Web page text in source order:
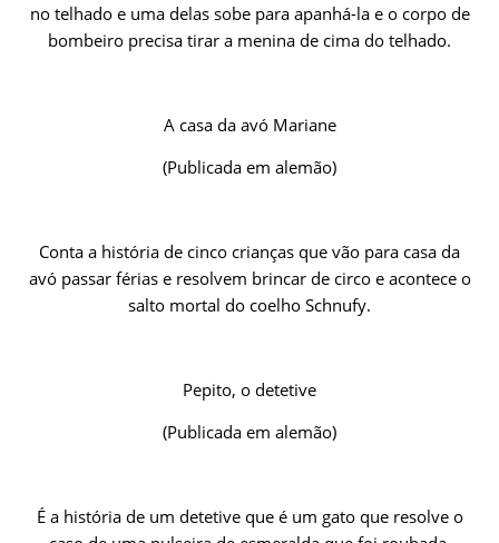
no telhado e uma delas sobe para apanhá-la e o corpo de
bombeiro precisa tirar a menina de cima do telhado.
A casa da avó Mariane
(Publicada em alemão)
Conta a história de cinco crianças que vão para casa da
avó passar férias e resolvem brincar de circo e acontece o
salto mortal do coelho Schnufy.
Pepito, o detetive
(Publicada em alemão)
É a história de um detetive que é um gato que resolve o